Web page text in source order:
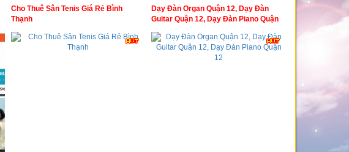
Cho Thuê Sân Tenis Giá Rẻ Bình
Thạnh
Dạy Đàn Organ Quận 12, Dạy Đàn
Guitar Quận 12, Dạy Đàn Piano Quận